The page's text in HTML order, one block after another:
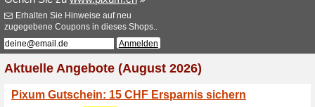
Shops
Startseite>P> Pixum.ch